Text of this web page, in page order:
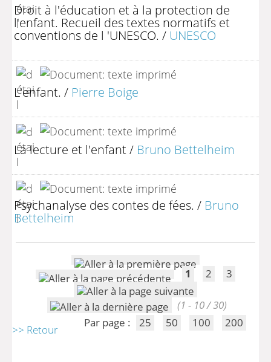
Droit à l'éducation et à la protection de
l'enfant. Recueil des textes normatifs et
conventions de l 'UNESCO. / UNESCO
L'enfant. / Pierre Boige
La lecture et l'enfant / Bruno Bettelheim
Psychanalyse des contes de fées. / Bruno
Bettelheim
1 2 3
(1 - 10 / 30)
Par page :
25 50 100 200
>> Retour